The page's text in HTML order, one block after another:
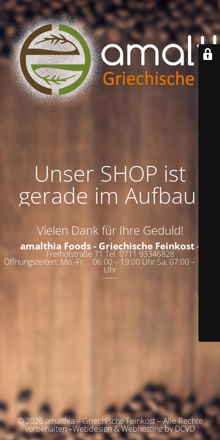
Unser SHOP ist
gerade im Aufbau!
Vielen Dank für Ihre Geduld!
-
amalthia Foods - Griechische Feinkost -
Freihofstraße 71 Tel. 0711 93346828
Öffnungszeiten: Mo.-Fr. 06:00 – 19:00 Uhr Sa. 07:00 – 19:00
Uhr
------
© 2026 amalthia – Griechische Feinkost – Alle Rechte
vorbehalten –Webdesign & Webhosting by DCVD